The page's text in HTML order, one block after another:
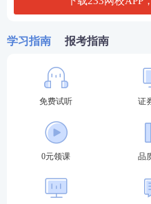
③基础资产不得附带抵押
向专项计划转移基础资产
其他权利限制的除外。
④以基础资产产生现金流
方式组成专项计划资产的
明确说明基础资产的购买
险以及风险控制措施。
⑤基础资产的规模、存续
学习指南 报考指南
免费试听 证
0元领课 品